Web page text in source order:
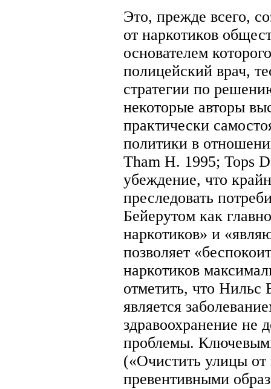
Это, прежде всего,
от наркотиков
основателем
полицейский врач,
стратегии по
некоторые авторы
практически
политики в
Tham H. 1995; Tops
убеждение, что
преследовать
Бейерутом как
наркотиков» и
позволяет
наркотиков
отметить, что Нильс
является
здравоохранение не
проблемы.
(«Очистить улицы
превентивными